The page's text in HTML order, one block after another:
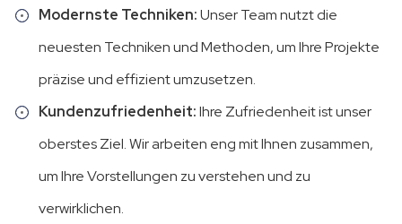
Modernste Techniken:Unser Team nutzt die
neuesten Techniken und Methoden, um Ihre Projekte
präzise und effizient umzusetzen.
Kundenzufriedenheit:Ihre Zufriedenheit ist unser
oberstes Ziel. Wir arbeiten eng mit Ihnen zusammen,
um Ihre Vorstellungen zu verstehen und zu
verwirklichen.